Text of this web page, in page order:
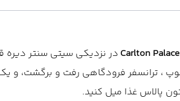
در نزدیکی سیتی سنتر دیره
، ترانسفر فرودگاهی رفت و برگشت، و یک
پالاس غذا میل کنید.